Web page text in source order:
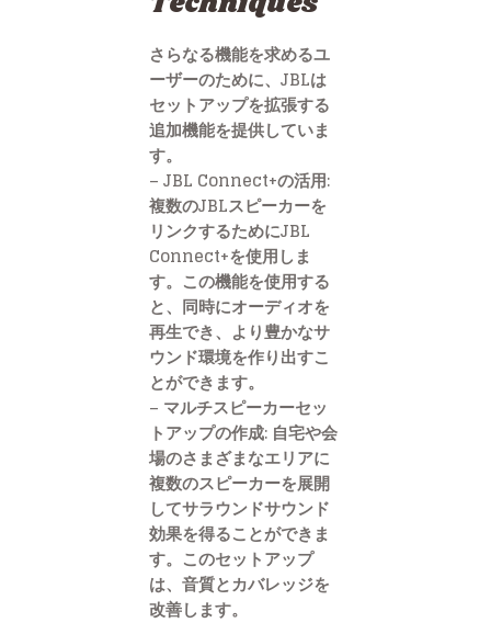
さらなる機能を求めるユ
ーザーのために、JBLは
セットアップを拡張する
追加機能を提供していま
す。
– JBL Connect+の活用:
複数のJBLスピーカーを
リンクするためにJBL
Connect+を使用しま
す。この機能を使用する
と、同時にオーディオを
再生でき、より豊かなサ
ウンド環境を作り出すこ
とができます。
– マルチスピーカーセッ
トアップの作成: 自宅や会
場のさまざまなエリアに
複数のスピーカーを展開
してサラウンドサウンド
効果を得ることができま
す。このセットアップ
は、音質とカバレッジを
改善します。